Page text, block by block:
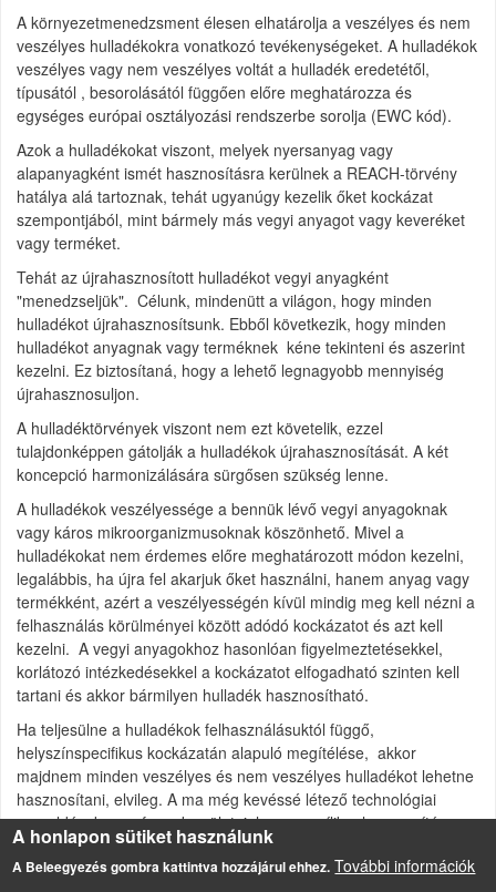
A környezetmenedzsment élesen elhatárolja a veszélyes és nem
veszélyes hulladékokra vonatkozó tevékenységeket. A hulladékok
veszélyes vagy nem veszélyes voltát a hulladék eredetétől,
típusától , besorolásától függően előre meghatározza és
egységes európai osztályozási rendszerbe sorolja (EWC kód).
Azok a hulladékokat viszont, melyek nyersanyag vagy
alapanyagként ismét hasznosításra kerülnek a REACH-törvény
hatálya alá tartoznak, tehát ugyanúgy kezelik őket kockázat
szempontjából, mint bármely más vegyi anyagot vagy keveréket
vagy terméket.
Tehát az újrahasznosított hulladékot vegyi anyagként
"menedzseljük". Célunk, mindenütt a világon, hogy minden
hulladékot újrahasznosítsunk. Ebből következik, hogy minden
hulladékot anyagnak vagy terméknek kéne tekinteni és aszerint
kezelni. Ez biztosítaná, hogy a lehető legnagyobb mennyiség
újrahasznosuljon.
A hulladéktörvények viszont nem ezt követelik, ezzel
tulajdonképpen gátolják a hulladékok újrahasznosítását. A két
koncepció harmonizálására sürgősen szükség lenne.
A hulladékok veszélyessége a bennük lévő vegyi anyagoknak
vagy káros mikroorganizmusoknak köszönhető. Mivel a
hulladékokat nem érdemes előre meghatározott módon kezelni,
legalábbis, ha újra fel akarjuk őket használni, hanem anyag vagy
termékként, azért a veszélyességén kívül mindig meg kell nézni a
felhasználás körülményei között adódó kockázatot és azt kell
kezelni. A vegyi anyagokhoz hasonlóan figyelmeztetésekkel,
korlátozó intézkedésekkel a kockázatot elfogadható szinten kell
tartani és akkor bármilyen hulladék hasznosítható.
Ha teljesülne a hulladékok felhasználásuktól függő,
helyszínspecifikus kockázatán alapuló megítélése, akkor
majdnem minden veszélyes és nem veszélyes hulladékot lehetne
hasznosítani, elvileg. A ma még kevéssé létező technológiai
megoldások meg fognak születni, ha megnyílik a hasznosítás
lehetősége a hulladékok előtt.
A honlapon sütiket használunk
A Beleegyezés gombra kattintva hozzájárul ehhez. További információk